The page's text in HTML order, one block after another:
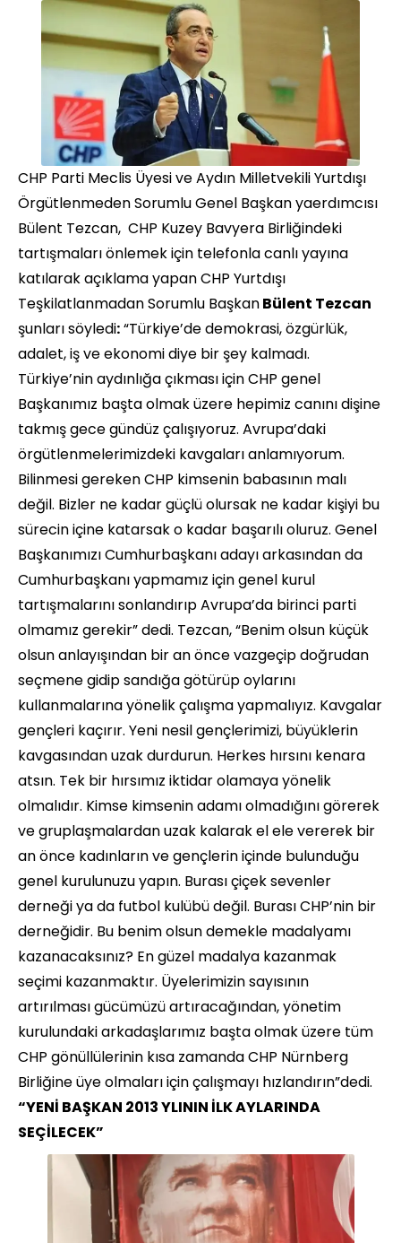
CHP Parti Meclis Üyesi ve Aydın Milletvekili Yurtdışı
Örgütlenmeden Sorumlu Genel Başkan yaerdımcısı
Bülent Tezcan, CHP Kuzey Bavyera Birliğindeki
tartışmaları önlemek için telefonla canlı yayına
katılarak açıklama yapan CHP Yurtdışı
Teşkilatlanmadan Sorumlu BaşkanBülent Tezcan
şunları söyledi:“Türkiye’de demokrasi, özgürlük,
adalet, iş ve ekonomi diye bir şey kalmadı.
Türkiye’nin aydınlığa çıkması için CHP genel
Başkanımız başta olmak üzere hepimiz canını dişine
takmış gece gündüz çalışıyoruz. Avrupa’daki
örgütlenmelerimizdeki kavgaları anlamıyorum.
Bilinmesi gereken CHP kimsenin babasının malı
değil. Bizler ne kadar güçlü olursak ne kadar kişiyi bu
sürecin içine katarsak o kadar başarılı oluruz. Genel
Başkanımızı Cumhurbaşkanı adayı arkasından da
Cumhurbaşkanı yapmamız için genel kurul
tartışmalarını sonlandırıp Avrupa’da birinci parti
olmamız gerekir” dedi. Tezcan, “Benim olsun küçük
olsun anlayışından bir an önce vazgeçip doğrudan
seçmene gidip sandığa götürüp oylarını
kullanmalarına yönelik çalışma yapmalıyız. Kavgalar
gençleri kaçırır. Yeni nesil gençlerimizi, büyüklerin
kavgasından uzak durdurun. Herkes hırsını kenara
atsın. Tek bir hırsımız iktidar olamaya yönelik
olmalıdır. Kimse kimsenin adamı olmadığını görerek
ve gruplaşmalardan uzak kalarak el ele vererek bir
an önce kadınların ve gençlerin içinde bulunduğu
genel kurulunuzu yapın. Burası çiçek sevenler
derneği ya da futbol kulübü değil. Burası CHP’nin bir
derneğidir. Bu benim olsun demekle madalyamı
kazanacaksınız? En güzel madalya kazanmak
seçimi kazanmaktır. Üyelerimizin sayısının
artırılması gücümüzü artıracağından, yönetim
kurulundaki arkadaşlarımız başta olmak üzere tüm
CHP gönüllülerinin kısa zamanda CHP Nürnberg
Birliğine üye olmaları için çalışmayı hızlandırın”dedi.
“YENİ BAŞKAN 2013 YLININ İLK AYLARINDA
SEÇİLECEK”